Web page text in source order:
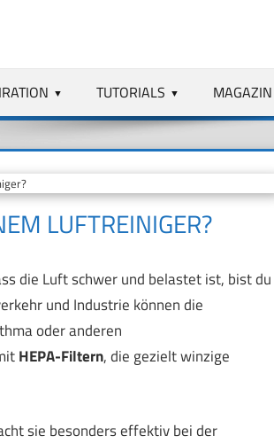
TUTORIALS MAGAZIN
LUFTREINIGER?
die Luft schwer und belastet ist, bist du
und Industrie können die
oder anderen
HEPA-Filtern, die gezielt winzige
sie besonders effektiv bei der